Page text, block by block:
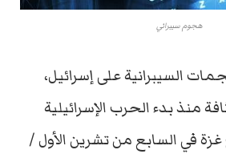
هجوم سيبراني
السيبرانية على إسرائيل،
منذ بدء الحرب الإسرائيلية
في السابع من تشرين الأول /